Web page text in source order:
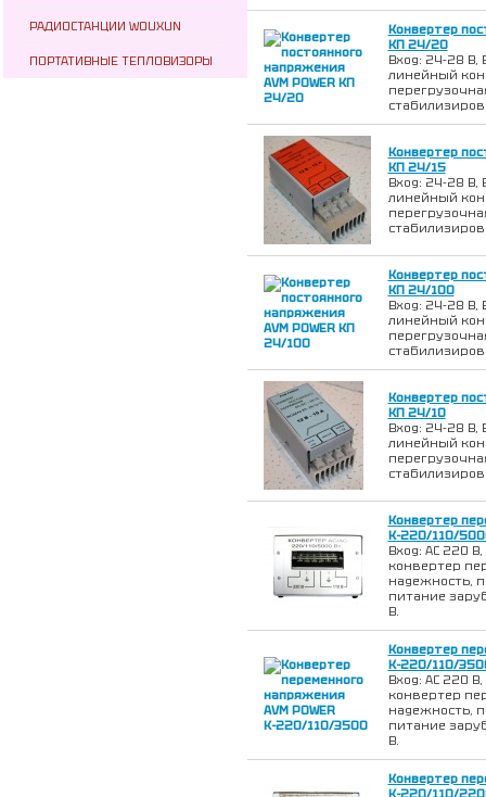
РАДИОСТАНЦИИ WOUXUN
ПОРТАТИВНЫЕ ТЕПЛОВИЗОРЫ
Конвертер
KП 24/20
Вход: 24-28 В,
линейный
Конвертер
KП 24/15
Вход: 24-28 В,
линейный
Конвертер
KП 24/100
Вход: 24-28 В,
линейный
Конвертер
KП 24/10
Вход: 24-28 В,
линейный
Конвертер
К-220/110/
Вход: АС 220
конвертер
надежность,
питание
В.
Конвертер
К-220/110/
Вход: АС 220
конвертер
надежность,
питание
В.
Конвертер
К-220/110/